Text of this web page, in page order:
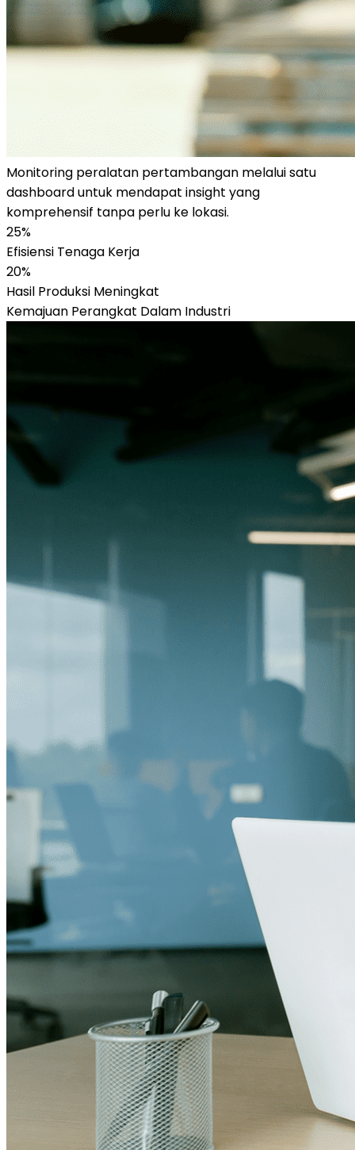
Monitoring peralatan pertambangan melalui satu
dashboard untuk mendapat insight yang
komprehensif tanpa perlu ke lokasi.
25%
Efisiensi Tenaga Kerja
20%
Hasil Produksi Meningkat
Kemajuan Perangkat Dalam Industri